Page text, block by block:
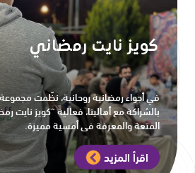
كويز نايت رمضاني
في أجواء رمضانية روحانية، نظّمت مجموعة
بالشراكة مع أهالينا، فعالية “كويز نايت
المتعة والمعرفة في أمسية مميزة.
اقرأ المزيد